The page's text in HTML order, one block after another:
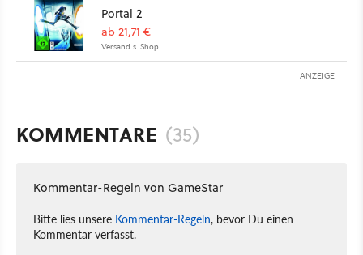
Portal 2
ab 21,71 €
Versand s. Shop
ANZEIGE
KOMMENTARE (35)
Kommentar-Regeln von GameStar
Bitte lies unsere Kommentar-Regeln, bevor Du einen
Kommentar verfasst.